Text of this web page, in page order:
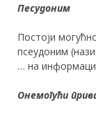
Песудоним
Постоји
псеудоним
… на
Онемогући